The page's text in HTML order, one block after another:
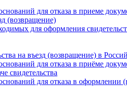
для отказа в приеме
(возвращение)
для оформления
на въезд (возвращение) в
для отказа в приёме
свидетельства
для отказа в оформлении